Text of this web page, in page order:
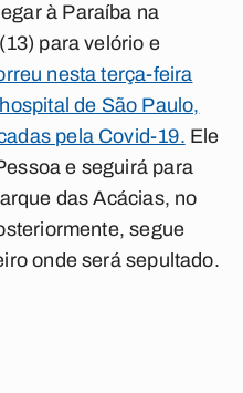
à Paraíba na
para velório e
nesta terça-feira
de São Paulo,
pela Covid-19. Ele
e seguirá para
das Acácias, no
segue
onde será sepultado.